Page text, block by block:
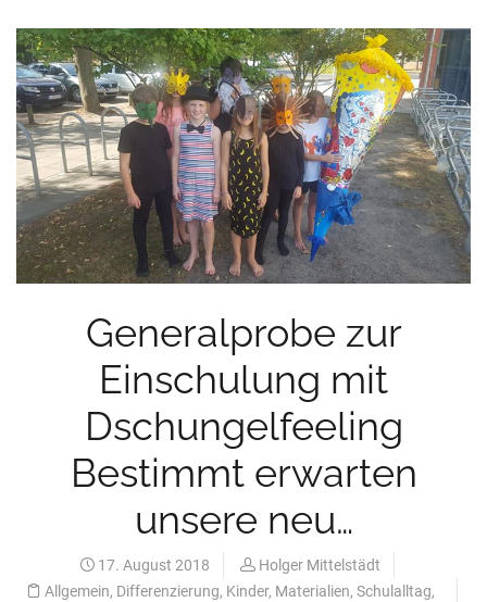
Generalprobe zur
Einschulung mit
Dschungelfeeling
Bestimmt erwarten
unsere neu…
17. August 2018
Holger Mittelstädt
Allgemein, Differenzierung, Kinder, Materialien, Schulalltag,